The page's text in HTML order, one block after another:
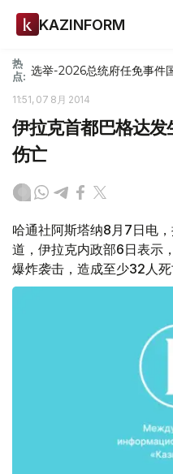
KAZINFORM
热
点: 选举-2026总统府任免事件
11:51, 07 8月 2014
伊拉克首都巴格达
伤亡
哈通社阿斯塔纳8月7日电
道，伊拉克内政部6日表示
爆炸袭击，造成至少32人死